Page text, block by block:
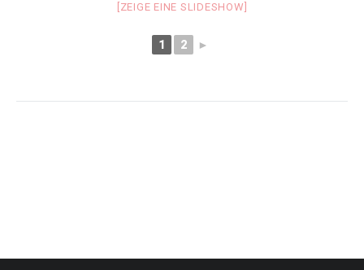
[ZEIGE EINE SLIDESHOW]
1 2 ►